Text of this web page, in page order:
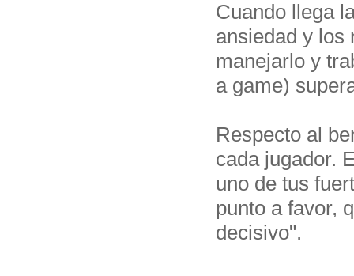
Cuando llega
ansiedad y los
manejarlo y
a game)
Respecto al
cada jugador.
uno de tus
punto a favor,
decisivo".